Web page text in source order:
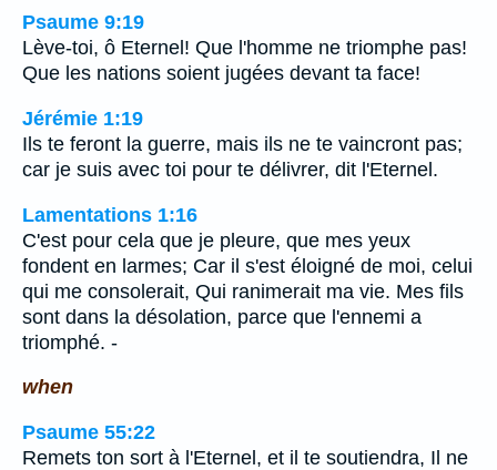
Psaume 9:19
Lève-toi, ô Eternel! Que l'homme ne triomphe pas!
Que les nations soient jugées devant ta face!
Jérémie 1:19
Ils te feront la guerre, mais ils ne te vaincront pas;
car je suis avec toi pour te délivrer, dit l'Eternel.
Lamentations 1:16
C'est pour cela que je pleure, que mes yeux
fondent en larmes; Car il s'est éloigné de moi, celui
qui me consolerait, Qui ranimerait ma vie. Mes fils
sont dans la désolation, parce que l'ennemi a
triomphé. -
when
Psaume 55:22
Remets ton sort à l'Eternel, et il te soutiendra, Il ne